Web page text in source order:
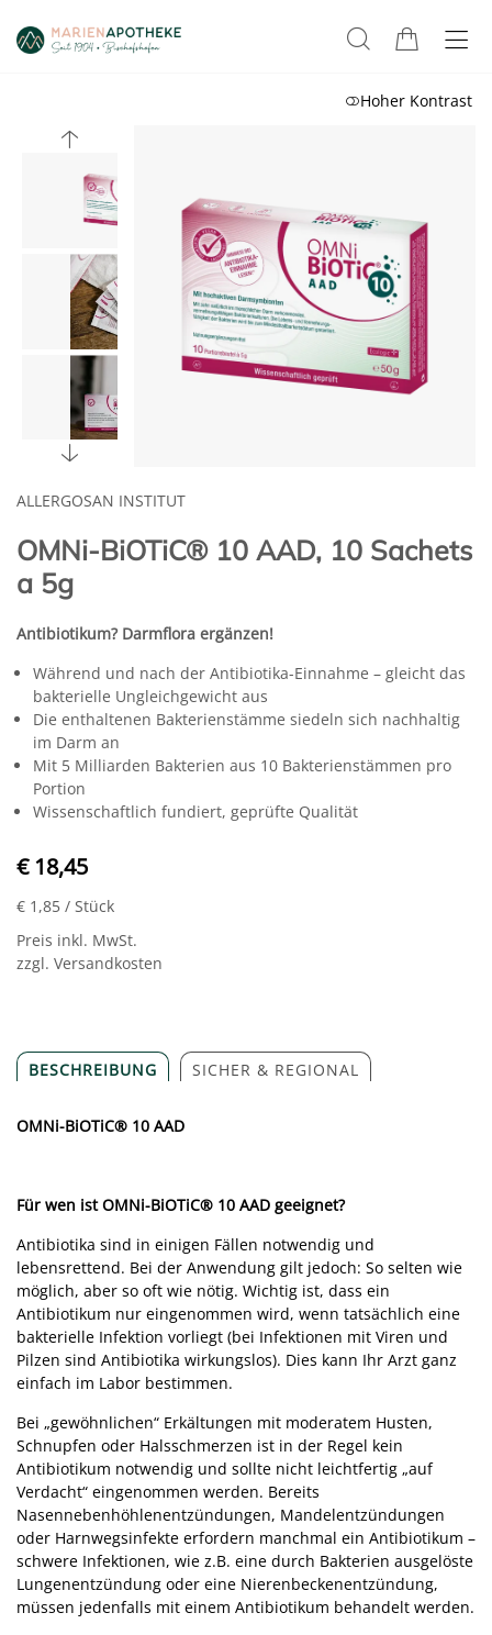
Hoher Kontrast
ALLERGOSAN INSTITUT
OMNi-BiOTiC® 10 AAD, 10 Sachets
a 5g
Antibiotikum? Darmflora ergänzen!
Während und nach der Antibiotika-Einnahme – gleicht das
bakterielle Ungleichgewicht aus
Die enthaltenen Bakterienstämme siedeln sich nachhaltig
im Darm an
Mit 5 Milliarden Bakterien aus 10 Bakterienstämmen pro
Portion
Wissenschaftlich fundiert, geprüfte Qualität
€ 18,45
€ 1,85 / Stück
Preis inkl. MwSt.
zzgl. Versandkosten
BESCHREIBUNG SICHER & REGIONAL
OMNi-BiOTiC® 10 AAD
Für wen ist OMNi-BiOTiC® 10 AAD geeignet?
Antibiotika sind in einigen Fällen notwendig und
lebensrettend. Bei der Anwendung gilt jedoch: So selten wie
möglich, aber so oft wie nötig. Wichtig ist, dass ein
Antibiotikum nur eingenommen wird, wenn tatsächlich eine
bakterielle Infektion vorliegt (bei Infektionen mit Viren und
Pilzen sind Antibiotika wirkungslos). Dies kann Ihr Arzt ganz
einfach im Labor bestimmen.
Bei „gewöhnlichen“ Erkältungen mit moderatem Husten,
Schnupfen oder Halsschmerzen ist in der Regel kein
Antibiotikum notwendig und sollte nicht leichtfertig „auf
Verdacht“ eingenommen werden. Bereits
Nasennebenhöhlenentzündungen, Mandelentzündungen
oder Harnwegsinfekte erfordern manchmal ein Antibiotikum –
schwere Infektionen, wie z.B. eine durch Bakterien ausgelöste
Lungenentzündung oder eine Nierenbeckenentzündung,
müssen jedenfalls mit einem Antibiotikum behandelt werden.